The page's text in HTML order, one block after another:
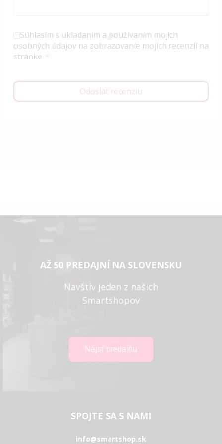
Súhlasím s ukladaním a používaním mojich
osobných údajov na zobrazovanie mojich recenzií na
stránke
Odoslať recenziu
AŽ 50 PREDAJNÍ NA SLOVENSKU
Navštív jeden z našich
Smartshopov
SPOJTE SA S NAMI
info@smartshop.sk